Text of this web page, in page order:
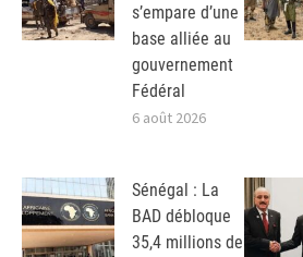
s’empare d’une
base alliée au
gouvernement
Fédéral
6 août 2026
Sénégal : La
BAD débloque
35,4 millions de